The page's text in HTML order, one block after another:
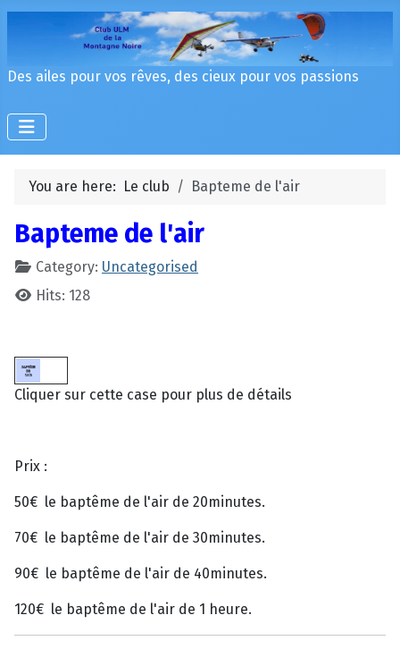
Des ailes pour vos rêves, des cieux pour vos passions
You are here: Le club Bapteme de l'air
Bapteme de l'air
Category: Uncategorised
Hits: 128
Cliquer sur cette case pour plus de détails
Prix :
50€ le baptême de l'air de 20minutes.
70€ le baptême de l'air de 30minutes.
90€ le baptême de l'air de 40minutes.
120€ le baptême de l'air de 1 heure.